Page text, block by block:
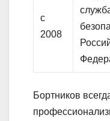
с
2008
Бортников